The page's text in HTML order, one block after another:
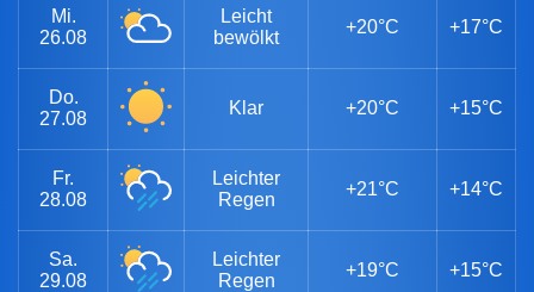
Mi.
26.08
Leicht
bewölkt
+20°C +17°C
Do.
27.08
Klar +20°C +15°C
Fr.
28.08
Leichter
Regen
+21°C +14°C
Sa.
29.08
Leichter
Regen
+19°C +15°C